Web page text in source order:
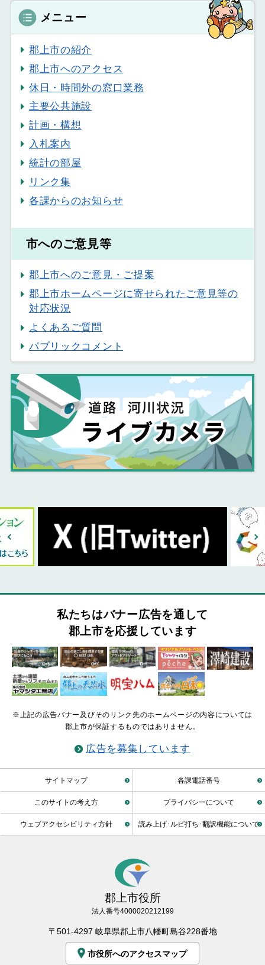
メニュー
郡上市の紹介
郡上市へのアクセス
休日・時間外の窓口業務
主要公共施設
計画・構想
入札案内
統計の部屋
リンク集
各課からのお知らせ
市へのご意見等
郡上市へのご意見・ご提案
郡上市ホームページに寄せられたご意見等の
対応状況
よくあるご質問
パブリックコメント
私たちはバナー広告を通して
郡上市を応援しています
※上記の広告バナー及びそのリンク先のホームページの内容については
郡上市が保証するものではありません。
広告を募集しています
サイトマップ 各課電話番号
このサイトの考え方 プライバシーについて
ウェブアクセシビリティ方針 読み上げ･ルビ打ち･翻訳機能について
郡上市役所
法人番号4000020212199
〒501-4297 岐阜県郡上市八幡町島谷228番地
市役所へのアクセスマップ